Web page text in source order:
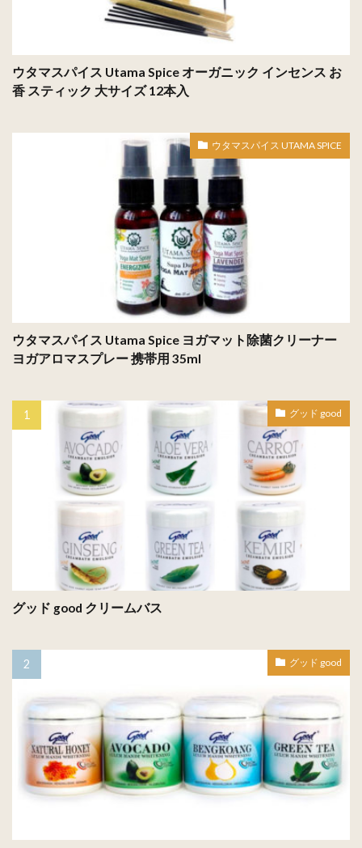
ウタマスパイス Utama Spice オーガニック インセンス お
香 スティック 大サイズ 12本入
ウタマスパイス UTAMA SPICE
ウタマスパイス Utama Spice ヨガマット除菌クリーナー
ヨガアロマスプレー 携帯用 35ml
グッド good
グッド good クリームバス
グッド good